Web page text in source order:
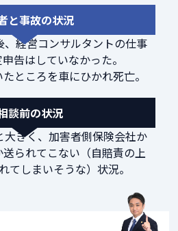
と事故の状況
経営コンサルタントの仕事
告はしていなかった。
ところを車にひかれ死亡。
談前の状況
きく、加害者側保険会社か
られてこない（自賠責の上
てしまいそうな）状況。